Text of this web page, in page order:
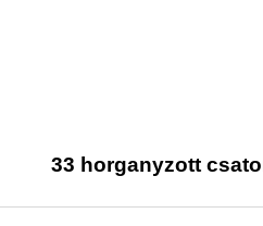
33 horganyzott